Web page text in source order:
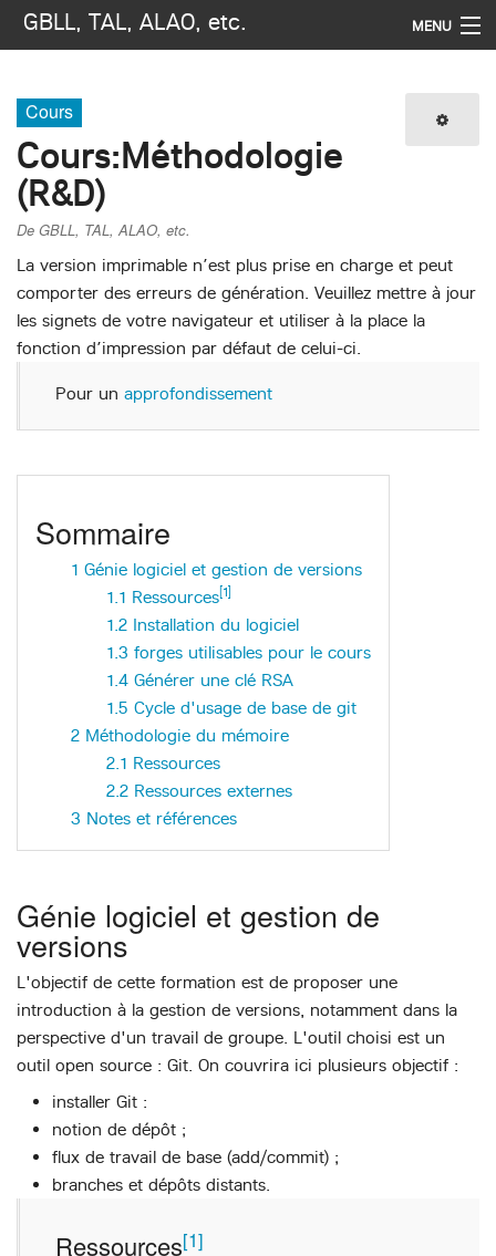
GBLL, TAL, ALAO, etc. MENU
Imprimer / exporter
Cours
Cours:Méthodologie
(R&D)
De GBLL, TAL, ALAO, etc.
La version imprimable n’est plus prise en charge et peut
comporter des erreurs de génération. Veuillez mettre à jour
les signets de votre navigateur et utiliser à la place la
fonction d’impression par défaut de celui-ci.
Pour un approfondissement
Sommaire
1 Génie logiciel et gestion de versions
1.1 Ressources[1]
1.2 Installation du logiciel
1.3 forges utilisables pour le cours
1.4 Générer une clé RSA
1.5 Cycle d'usage de base de git
2 Méthodologie du mémoire
2.1 Ressources
2.2 Ressources externes
3 Notes et références
Génie logiciel et gestion de
versions
L'objectif de cette formation est de proposer une
introduction à la gestion de versions, notamment dans la
perspective d'un travail de groupe. L'outil choisi est un
outil open source : Git. On couvrira ici plusieurs objectif :
installer Git :
notion de dépôt ;
flux de travail de base (add/commit) ;
branches et dépôts distants.
Ressources[1]